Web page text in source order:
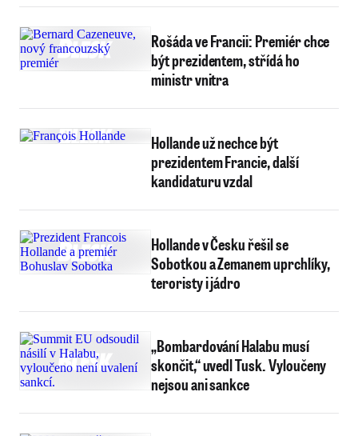
Rošáda ve Francii: Premiér chce
být prezidentem, střídá ho
ministr vnitra
Hollande už nechce být
prezidentem Francie, další
kandidaturu vzdal
Hollande v Česku řešil se
Sobotkou a Zemanem uprchlíky,
teroristy i jádro
„Bombardování Halabu musí
skončit,“ uvedl Tusk. Vyloučeny
nejsou ani sankce